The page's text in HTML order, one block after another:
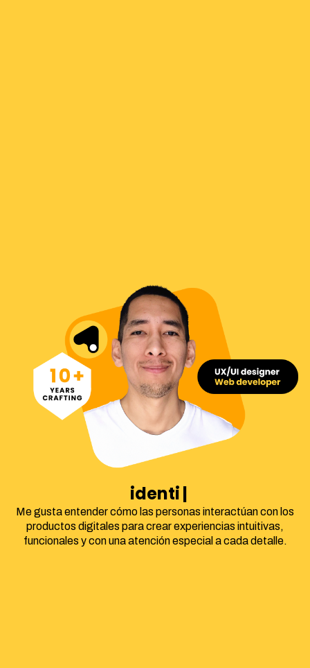
identidad corpor
Me gusta entender cómo las personas interactúan con los
productos digitales para crear experiencias intuitivas,
funcionales y con una atención especial a cada detalle.